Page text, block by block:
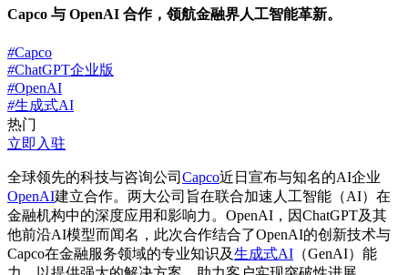
Capco 与 OpenAI 合作，领航金融界人工智能革新。
#Capco
#ChatGPT企业版
#OpenAI
#生成式AI
热门
立即入驻
全球领先的科技与咨询公司 Capco近日宣布与知名的AI企业
OpenAI建立合作。两大公司旨在联合加速人工智能（AI）在
金融机构中的深度应用和影响力。OpenAI，因ChatGPT及其
他前沿AI模型而闻名，此次合作结合了OpenAI的创新技术与
Capco在金融服务领域的专业知识及生成式AI （GenAI）能